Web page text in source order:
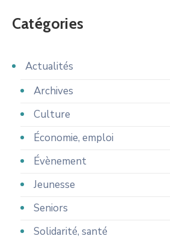
Catégories
Actualités
Archives
Culture
Économie, emploi
Évènement
Jeunesse
Seniors
Solidarité, santé